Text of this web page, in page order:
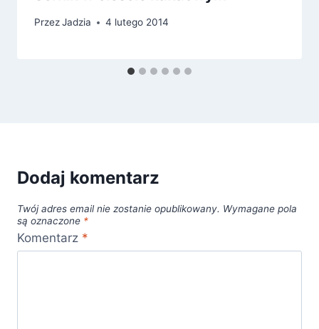
PrzezJadzia 4 lutego 2014
Dodaj komentarz
Twój adres email nie zostanie opublikowany. Wymagane pola
są oznaczone *
Komentarz *